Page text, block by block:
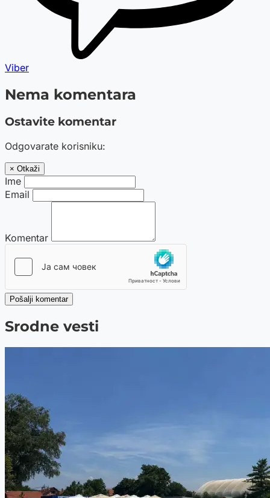
Viber
Nema komentara
Ostavite komentar
Odgovarate korisniku:
× Otkaži
Ime
Email
Komentar
Pošalji komentar
Srodne vesti